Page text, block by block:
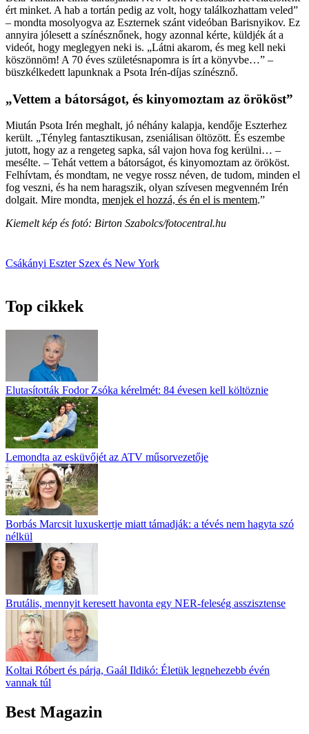
ért minket. A hab a tortán pedig az volt, hogy találkozhattam veled”
– mondta mosolyogva az Eszternek szánt videóban Barisnyikov. Ez
annyira jólesett a színésznőnek, hogy azonnal kérte, küldjék át a
videót, hogy meglegyen neki is. „Látni akarom, és meg kell neki
köszönnöm! A 70 éves születésnapomra is írt a könyvbe…” –
büszkélkedett lapunknak a Psota Irén-díjas színésznő.
„Vettem a bátorságot, és kinyomoztam az örököst”
Miután Psota Irén meghalt, jó néhány kalapja, kendője Eszterhez
került. „Tényleg fantasztikusan, zseniálisan öltözött. És eszembe
jutott, hogy az a rengeteg sapka, sál vajon hova fog kerülni… –
mesélte. – Tehát vettem a bátorságot, és kinyomoztam az örököst.
Felhívtam, és mondtam, ne vegye rossz­ néven, de tudom, minden el
fog veszni, és ha nem haragszik, olyan szívesen megvenném Irén
dolgait. Mire mondta, menjek el hozzá, és én el is mentem.”
Kiemelt kép és fotó: Birton Szabolcs/fotocentral.hu
Csákányi Eszter Szex és New York
Top cikkek
Elutasították Fodor Zsóka kérelmét: 84 évesen kell költöznie
Lemondta az esküvőjét az ATV műsorvezetője
Borbás Marcsit luxuskertje miatt támadják: a tévés nem hagyta szó
nélkül
Brutális, mennyit keresett havonta egy NER-feleség asszisztense
Koltai Róbert és párja, Gaál Ildikó: Életük legnehezebb évén
vannak túl
Best Magazin